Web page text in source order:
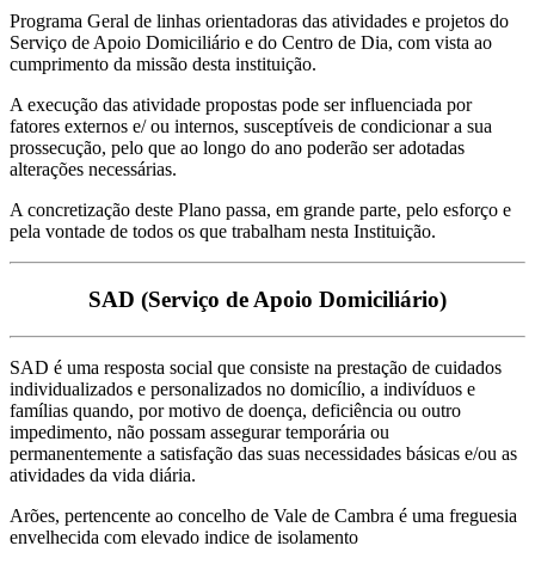
Programa Geral de linhas orientadoras das atividades e projetos do
Serviço de Apoio Domiciliário e do Centro de Dia, com vista ao
cumprimento da missão desta instituição.
A execução das atividade propostas pode ser influenciada por
fatores externos e/ ou internos, susceptíveis de condicionar a sua
prossecução, pelo que ao longo do ano poderão ser adotadas
alterações necessárias.
A concretização deste Plano passa, em grande parte, pelo esforço e
pela vontade de todos os que trabalham nesta Instituição.
SAD (Serviço de Apoio Domiciliário)
SAD é uma resposta social que consiste na prestação de cuidados
individualizados e personalizados no domicílio, a indivíduos e
famílias quando, por motivo de doença, deficiência ou outro
impedimento, não possam assegurar temporária ou
permanentemente a satisfação das suas necessidades básicas e/ou as
atividades da vida diária.
Arões, pertencente ao concelho de Vale de Cambra é uma freguesia
envelhecida com elevado indice de isolamento